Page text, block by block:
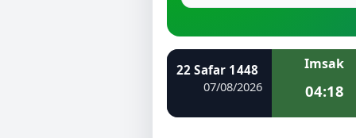
22 Safar 1448
07/08/2026
Imsak
04:18